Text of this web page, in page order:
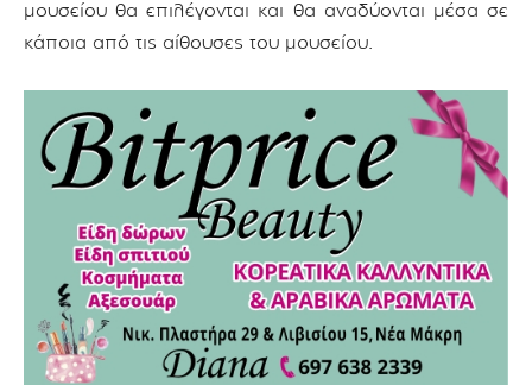
μουσείου θα επιλέγονται και θα αναδύονται μέσα σε
κάποια από τις αίθουσες του μουσείου.